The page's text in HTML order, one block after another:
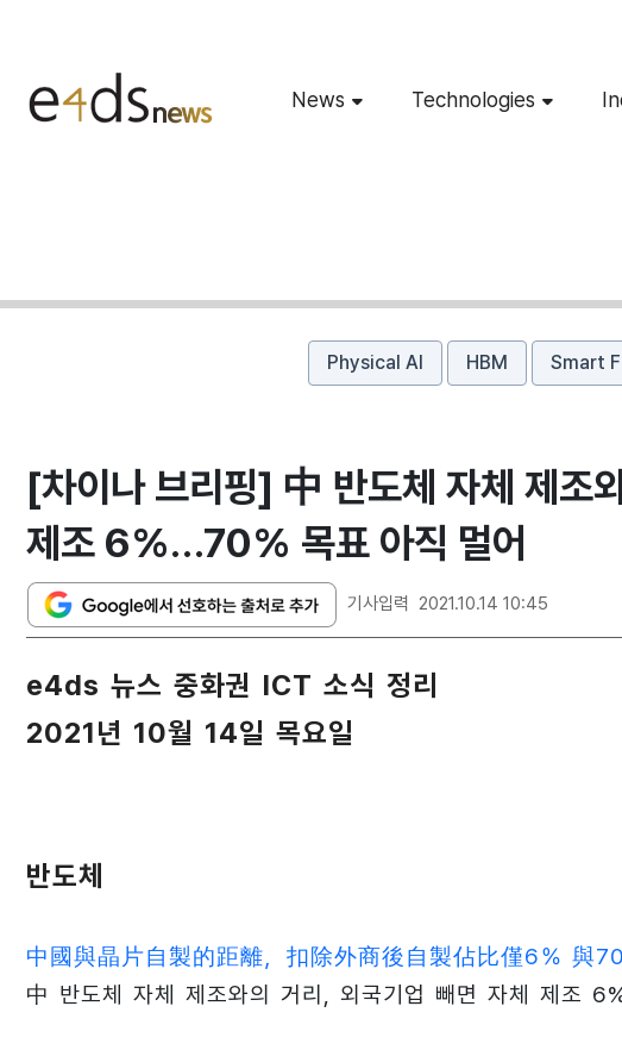
News Technologies
Physical AI HBM Smart
[차이나 브리핑] 中 반도체 자체 제조
제조 6%…70% 목표 아직 멀어
기사입력 2021.10.14 10:45
e4ds 뉴스 중화권 ICT 소식 정리
2021년 10월 14일 목요일
반도체
中國與晶片自製的距離，扣除外商後自製佔比僅6％ 與
中 반도체 자체 제조와의 거리, 외국기업 빼면 자체 제조